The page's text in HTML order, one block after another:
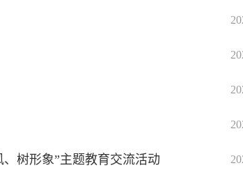
树形象”主题教育交流活动